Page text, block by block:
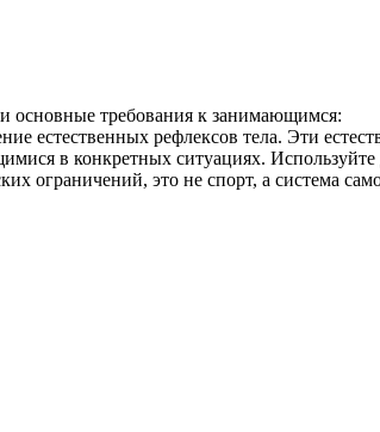
требования к занимающимся:
естественных рефлексов тела. Эти
в конкретных ситуациях.
ограничений, это не спорт, а система